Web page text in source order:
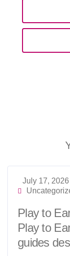
July 17, 2026
Play to
Play to
guides